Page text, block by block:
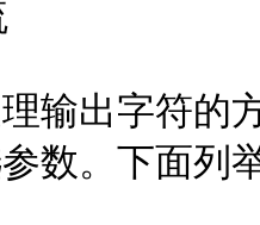
输出字符的
数。下面列